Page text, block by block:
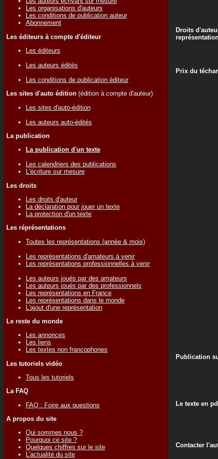
Les organisations d'auteurs
Les conditions de publication auteur
Abonnement
Les éditeurs à compte d'éditeur
Les éditeurs
Les auteurs édités
Les conditions de publication éditeur
Les sites d'auto édition (édition à compte d'auteur)
Les sites d'auto-édition
Les auteurs auto-édités
La publication
La publication d'un texte
Les calendriers des publications
L'écriture sur mesure
Les droits
Les droits d'auteur
La déclaration pour jouer un texte
La protection d'un texte
Les réprésentations
Toutes les représentations (année & mois)
Les représentations d'amateurs à venir
Les représentations professionnelles à venir
Les auteurs joués par des amateurs
Les auteurs joués par des professionnels
Les représentations en France
Les représentations dans le monde
L'ajout d'une représentation
Le reste du monde
Les annonces
Les liens
Les textes non francophones
Les tutoriels vidéo
Tous les tutoriels
La FAQ
FAQ : Foire aux questions
A propos du site
Qui sommes nous ?
Pourquoi ce site ?
Quelques chiffres sur le site
L'actualité du site
Droits
Prix du
Publication
Le texte en
Contacter